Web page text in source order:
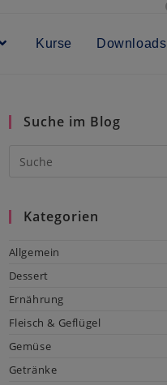
Kurse Downloads
Suche im Blog
Kategorien
Allgemein
Dessert
Ernährung
Fleisch & Geflügel
Gemüse
Getränke